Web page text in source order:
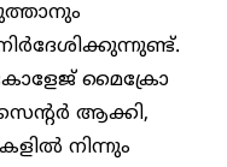
മൈക്രോ
ആക്കി,
നിന്നും